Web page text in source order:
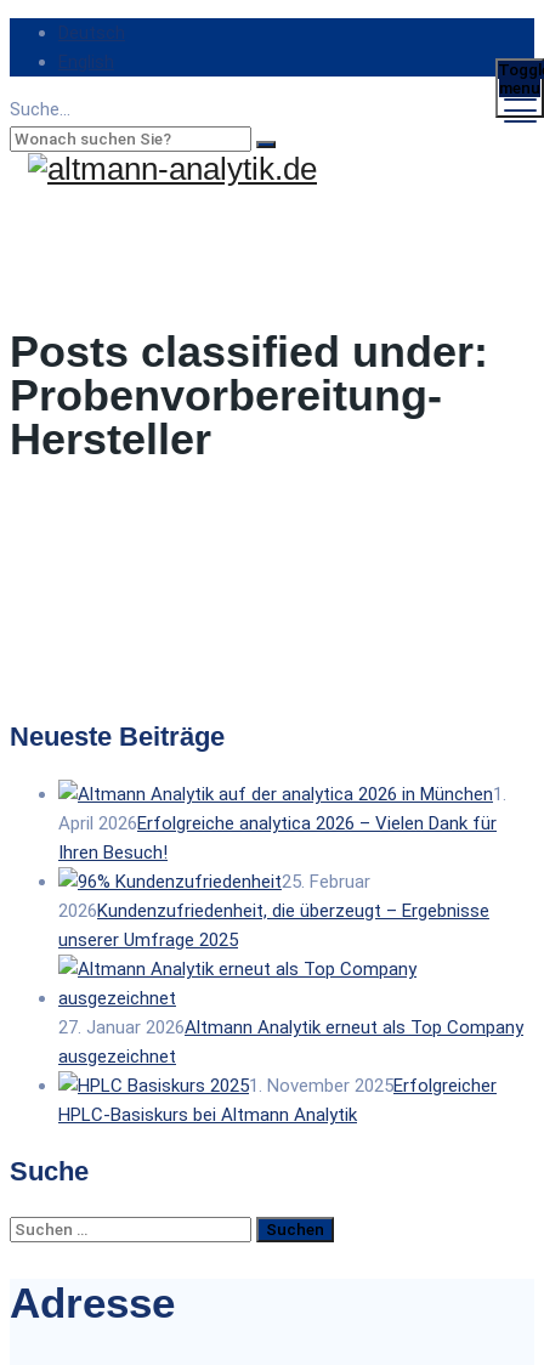
Deutsch
English
Suche...
menu
Posts classified under:
Probenvorbereitung-
Hersteller
Neueste Beiträge
1.
April 2026Erfolgreiche analytica 2026 – Vielen Dank für
Ihren Besuch!
25. Februar
2026Kundenzufriedenheit, die überzeugt – Ergebnisse
unserer Umfrage 2025
27. Januar 2026Altmann Analytik erneut als Top Company
ausgezeichnet
1. November 2025Erfolgreicher
HPLC-Basiskurs bei Altmann Analytik
Suche
Suchen
Adresse